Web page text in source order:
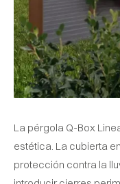
La pérgola Q-Box
estética. La cubierta
protección contra la